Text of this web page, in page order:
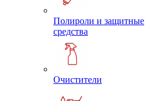
Полироли и защитные
средства
Очистители